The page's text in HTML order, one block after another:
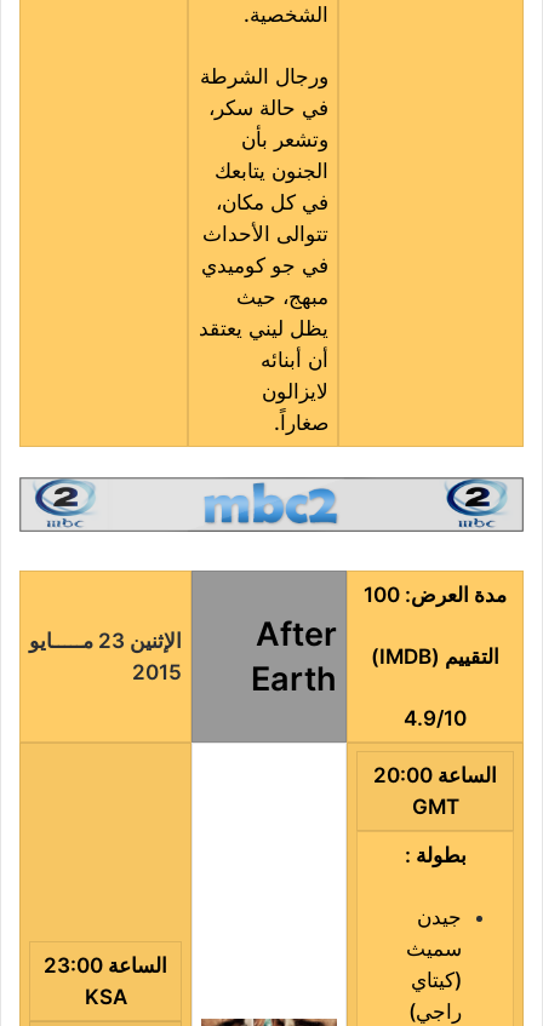
الشخصية.
ورجال الشرطة
في حالة سكر،
وتشعر بأن
الجنون يتابعك
في كل مكان،
تتوالى الأحداث
في جو كوميدي
مبهج، حيث
يظل ليني يعتقد
أن أبنائه
لايزالون
صغاراً.
مدة العرض: 100
التقييم (IMDB)
4.9/10
After
Earth
الإثنين 23 مـــــايو
2015
الساعة 20:00
GMT
بطولة :
جيدن
سميث
(كيتاي
راجي)
الساعة 23:00
KSA